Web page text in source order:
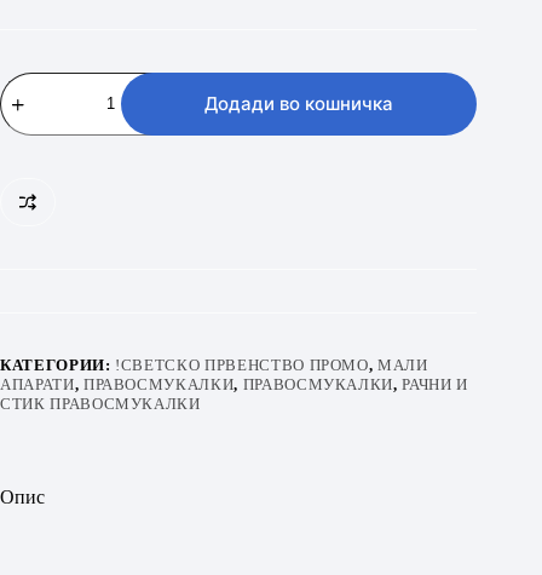
GORENJE
SVC296749NEBL
количина
Додади во кошничка
КАТЕГОРИИ: !СВЕТСКО ПРВЕНСТВО ПРОМО,МАЛИ
АПАРАТИ, ПРАВОСМУКАЛКИ, ПРАВОСМУКАЛКИ,РАЧНИ И
СТИК ПРАВОСМУКАЛКИ
Опис